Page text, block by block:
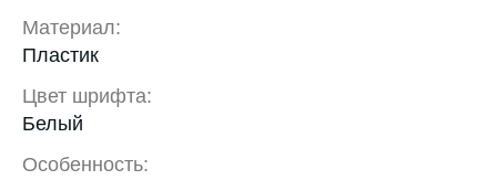
Материал:
Пластик
Цвет шрифта:
Белый
Особенность: